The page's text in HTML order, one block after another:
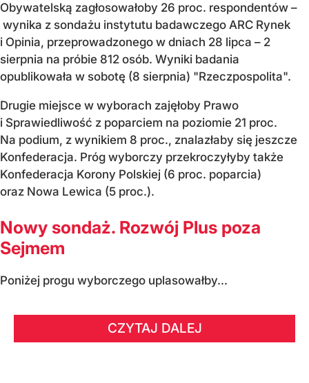
Obywatelską zagłosowałoby 26 proc. respondentów –
wynika z sondażu instytutu badawczego ARC Rynek
i Opinia, przeprowadzonego w dniach 28 lipca – 2
sierpnia na próbie 812 osób. Wyniki badania
opublikowała w sobotę (8 sierpnia) "Rzeczpospolita".
Drugie miejsce w wyborach zajęłoby Prawo
i Sprawiedliwość z poparciem na poziomie 21 proc.
Na podium, z wynikiem 8 proc., znalazłaby się jeszcze
Konfederacja. Próg wyborczy przekroczyłyby także
Konfederacja Korony Polskiej (6 proc. poparcia)
oraz Nowa Lewica (5 proc.).
Nowy sondaż. Rozwój Plus poza
Sejmem
Poniżej progu wyborczego uplasowałby...
CZYTAJ DALEJ